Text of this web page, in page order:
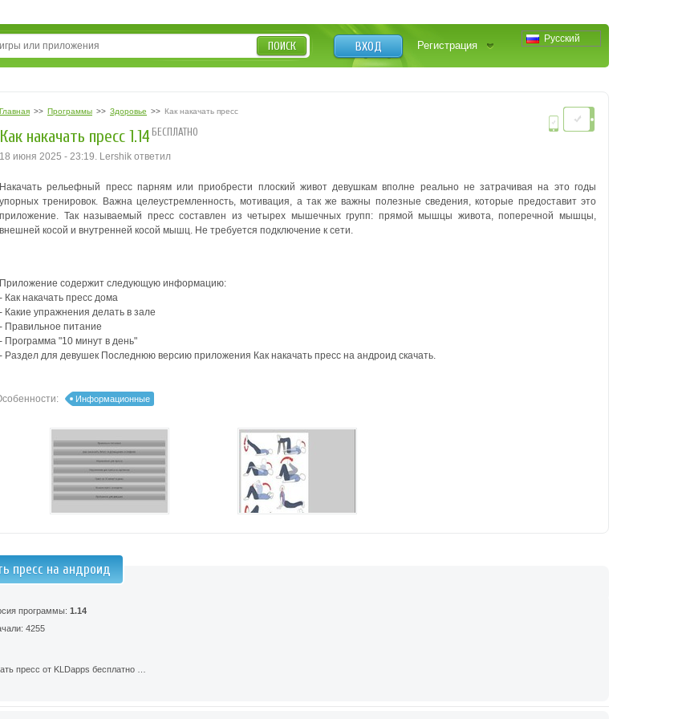
Русский
ВХОД Регистрация
ПОИСК
Главная >> Программы >> Здоровье >> Как накачать пресс
Как накачать пресс 1.14 БЕСПЛАТНО
18 июня 2025 - 23:19. Lershik ответил
Накачать рельефный пресс парням или приобрести плоский живот девушкам вполне реально не затрачивая на это годы
упорных тренировок. Важна целеустремленность, мотивация, а так же важны полезные сведения, которые предоставит это
приложение. Так называемый пресс составлен из четырех мышечных групп: прямой мышцы живота, поперечной мышцы,
внешней косой и внутренней косой мышц. Не требуется подключение к сети.
Приложение содержит следующую информацию:
- Как накачать пресс дома
- Какие упражнения делать в зале
- Правильное питание
- Программа "10 минут в день"
- Раздел для девушек Последнюю версию приложения Как накачать пресс на андроид скачать.
Информационные
пресс на андроид
программы: 1.14
4255
пресс от KLDapps бесплатно …